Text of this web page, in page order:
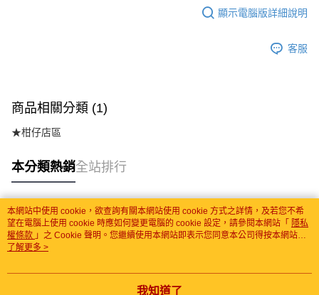
顯示電腦版詳細說明
客服
商品相關分類 (1)
★柑仔店區
本分類熱銷全站排行
熱門標籤
本網站中使用 cookie，欲查詢有關本網站使用 cookie 方式之詳情，及若您不希
望在電腦上使用 cookie 時應如何變更電腦的 cookie 設定，請參閱本網站「 隱私
權條款 」之 Cookie 聲明。您繼續使用本網站即表示您同意本公司得按本網站使
用條款之 Cookie 聲明使用 cookie。
了解更多 >
我知道了